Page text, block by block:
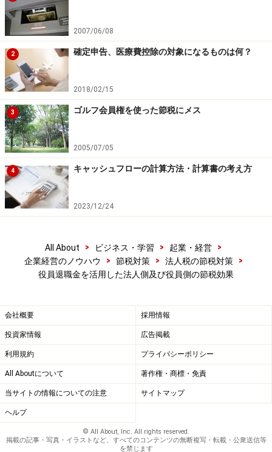
2007/06/08
2 確定申告、医療費控除の対象になるものは何？
2018/02/15
3 ゴルフ会員権を使った節税にメス
2005/07/05
4 キャッシュフローの計算方法・計算書の考え方
2023/12/24
All About > ビジネス・学習 > 起業・経営
>
企業経営のノウハウ
> 節税対策 > 法人税の節税対策
>
役員退職金を活用した法人側及び役員側の節税効果
会社概要 採用情報
投資家情報 広告掲載
利用規約 プライバシーポリシー
All Aboutについて 著作権・商標・免責
当サイトの情報についての注意 サイトマップ
ヘルプ
© All About, Inc. All rights reserved.
掲載の記事・写真・イラストなど、すべてのコンテンツの無断複写・転載・公衆送信等
を禁じます